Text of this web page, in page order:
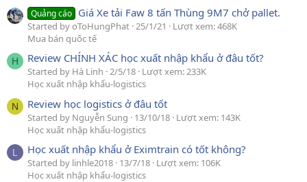
Quảng cáo Giá Xe tải Faw 8 tấn Thùng 9M7 chở pallet.
Started by oToHungPhat 25/1/21
Lượt xem: 468K
Mua bán quốc tế
H Review CHÍNH XÁC học xuất nhập khẩu ở đâu tốt?
Started by Hà Linh 2/5/18 Lượt xem: 233K
Học xuất nhập khẩu-logistics
N Review học logistics ở đâu tốt
Started by Nguyễn Sung 13/10/18 Lượt xem: 143K
Học xuất nhập khẩu-logistics
L Học xuất nhập khẩu ở Eximtrain có tốt không?
Started by linhle2018 13/7/18 Lượt xem: 106K
Học xuất nhập khẩu-logistics